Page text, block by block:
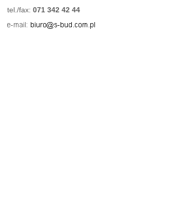
tel./fax: 071 342 42 44